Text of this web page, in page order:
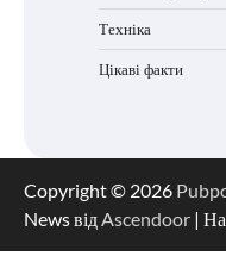
Техніка
Цікаві факти
Copyright © 2026
News відAscendoor |